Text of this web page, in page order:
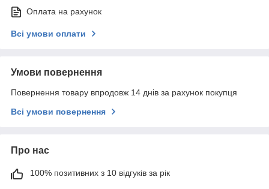
Оплата на рахунок
Всі умови оплати
Умови повернення
Повернення товару впродовж 14 днів за рахунок покупця
Всі умови повернення
Про нас
100% позитивних з 10 відгуків за рік